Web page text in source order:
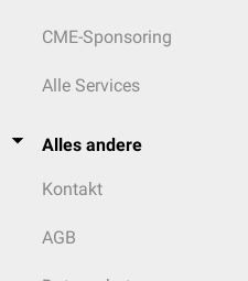
CME-Sponsoring
Alle Services
Alles andere
Kontakt
AGB